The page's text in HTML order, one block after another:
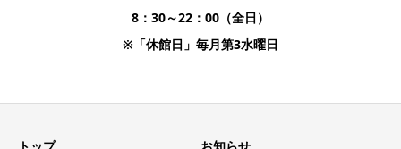
8：30～22：00（全日）
※「休館日」毎月第3水曜日